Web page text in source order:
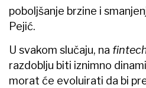
poboljšanje brzine i
Pejić.
U svakom slučaju, na
razdoblju biti iznimno
morat će evoluirati da bi